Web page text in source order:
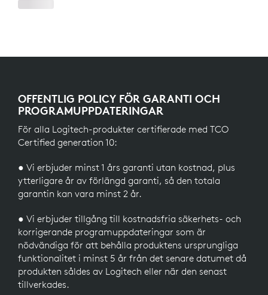
OFFENTLIG POLICY FÖR GARANTI OCH
PROGRAMUPPDATERINGAR
För alla Logitech-produkter certifierade med TCO
Certified generation 10:
● Vi erbjuder minst 1 års garanti utan kostnad, plus
ytterligare år av förlängd garanti, så den totala
garantin kan vara minst 2 år.
● Vi erbjuder tillgång till kostnadsfria säkerhets- och
korrigerande programuppdateringar som är
nödvändiga för att behålla produktens ursprungliga
funktionalitet i minst 5 år från det senare datumet då
produkten såldes av Logitech eller när den senast
tillverkades.